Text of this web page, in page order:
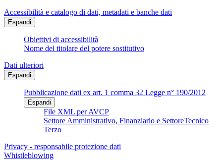
Accessibilità e catalogo di dati, metadati e banche dati
Espandi
Obiettivi di accessibilità
Nome del titolare del potere sostitutivo
Dati ulteriori
Espandi
Pubblicazione dati ex art. 1 comma 32 Legge n° 190/2012
Espandi
File XML per AVCP
Settore Amministrativo, Finanziario e SettoreTecnico
Terzo
Privacy - responsabile protezione dati
Whistleblowing